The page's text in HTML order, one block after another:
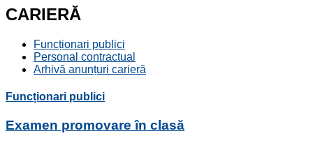
CARIERĂ
Funcționari publici
Personal contractual
Arhivă anunțuri carieră
Funcționari publici
Examen promovare în clasă